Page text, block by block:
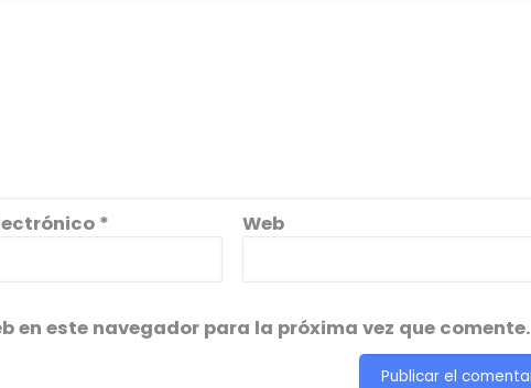
* Web
en este navegador para la próxima vez que comente.